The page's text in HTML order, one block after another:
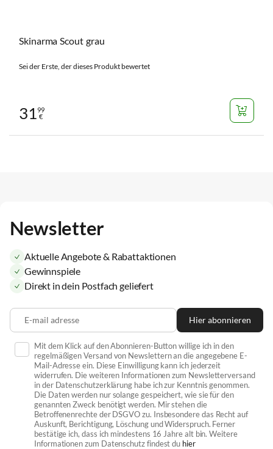
Skinarma Scout grau
Sei der Erste, der dieses Produkt bewertet
3199
€
Newsletter
Aktuelle Angebote & Rabattaktionen
Gewinnspiele
Direkt in dein Postfach geliefert
E-mail adresse Hier abonnieren
Mit dem Klick auf den Abonnieren-Button willige ich in den
regelmäßigen Versand von Newslettern an die angegebene E-
Mail-Adresse ein. Diese Einwilligung kann ich jederzeit
widerrufen. Die weiteren Informationen zum Newsletterversand
in der Datenschutzerklärung habe ich zur Kenntnis genommen.
Die Daten werden nur solange gespeichert, wie sie für den
genannten Zweck benötigt werden. Mir stehen die
Betroffenenrechte der DSGVO zu. Insbesondere das Recht auf
Auskunft, Berichtigung, Löschung und Widerspruch. Ferner
bestätige ich, dass ich mindestens 16 Jahre alt bin. Weitere
Informationen zum Datenschutz findest du hier